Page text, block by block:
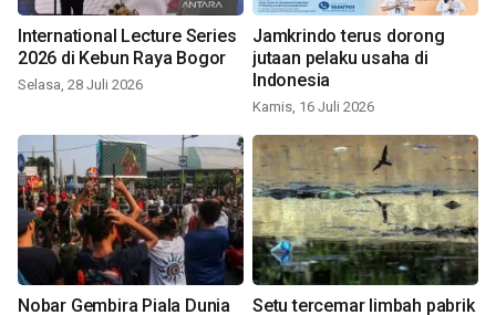
International Lecture Series
2026 di Kebun Raya Bogor
Selasa, 28 Juli 2026
Jamkrindo terus dorong
jutaan pelaku usaha di
Indonesia
Kamis, 16 Juli 2026
Nobar Gembira Piala Dunia
Setu tercemar limbah pabrik